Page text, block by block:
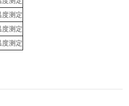
度测定
度测定
度测定